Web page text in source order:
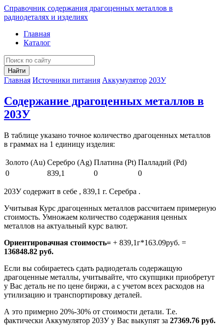
Справочник содержания драгоценных металлов в
радиодеталях и изделиях
Главная
Каталог
Найти
Главная Источники питания Аккумулятор 203У
Содержание драгоценных металлов в
203У
В таблице указано точное количество драгоценных металлов
в граммах на 1 единицу изделия:
Золото (Au) Серебро (Ag) Платина (Pt) Палладий (Pd)
0
839,1 0 0
203У содержит в себе , 839,1 г. Серебра .
Учитывая Курс драгоценных металлов рассчитаем примерную
стоимость. Умножаем количество содержания ценных
металлов на актуальный курс валют.
Ориентировачная стоимость= + 839,1г*163.09руб. =
136848.82 руб.
Если вы собираетесь сдать радиодеталь содержащую
драгоценные металлы, учитывайте, что скупщики приобретут
у Вас деталь не по цене биржи, а с учетом всех расходов на
утилизацию и транспортировку деталей.
А это примерно 20%-30% от стоимости детали. Т.е.
фактически Аккумулятор 203У у Вас выкупят за 27369.76 руб.